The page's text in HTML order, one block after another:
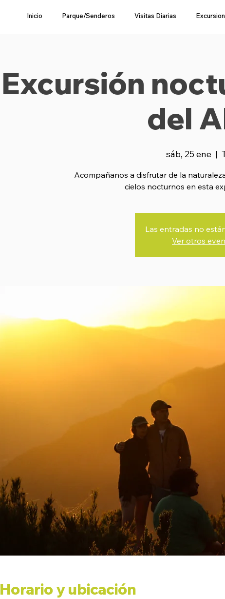
Inicio Parque/Senderos Visitas Diarias
Excursión
del
sáb, 25 ene
  |
Acompañanos a disfrutar de la
cielos nocturnos en esta
Las entradas no
Ver otros
Horario y ubicación